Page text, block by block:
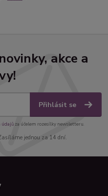
akce a
Přihlásit se
údajůza účelem rozesílky newsletteru.
jednou za 14 dní.